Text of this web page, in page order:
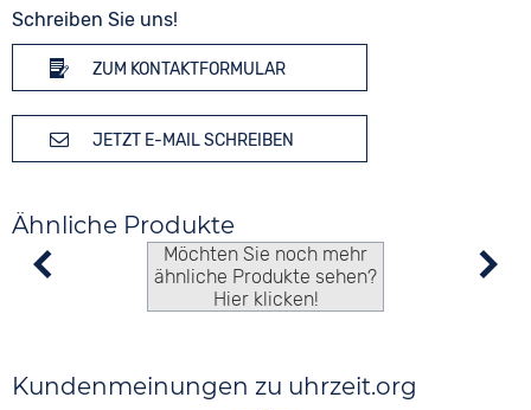
Schreiben Sie uns!
ZUM KONTAKTFORMULAR
JETZT E-MAIL SCHREIBEN
Ähnliche Produkte
Möchten Sie noch mehr
ähnliche Produkte sehen?
Hier klicken!
Kundenmeinungen zu uhrzeit.org